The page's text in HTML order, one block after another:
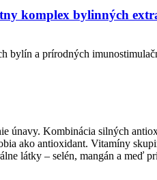
komplex bylinných
bylín a prírodných
únavy. Kombinácia silných
ako antioxidant. Vitamíny
látky – selén, mangán a meď